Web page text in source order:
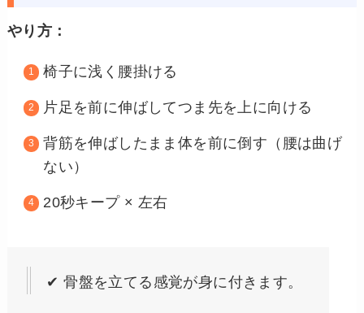
やり方：
椅子に浅く腰掛ける
片足を前に伸ばしてつま先を上に向ける
背筋を伸ばしたまま体を前に倒す（腰は曲げ
ない）
20秒キープ × 左右
✔ 骨盤を立てる感覚が身に付きます。